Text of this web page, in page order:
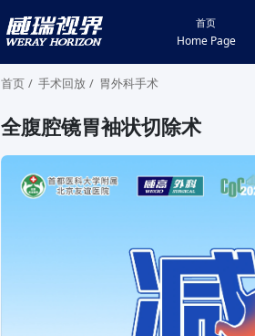
首页
Home Page
首页 手术回放 胃外科手术
全腹腔镜胃袖状切除术